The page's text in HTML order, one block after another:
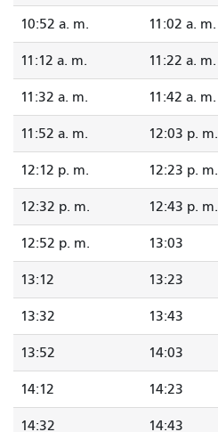
10:52 a. m. 11:02 a. m.
11:12 a. m. 11:22 a. m.
11:32 a. m. 11:42 a. m.
11:52 a. m. 12:03 p. m.
12:12 p. m. 12:23 p. m.
12:32 p. m. 12:43 p. m.
12:52 p. m. 13:03
13:12 13:23
13:32 13:43
13:52 14:03
14:12 14:23
14:32 14:43